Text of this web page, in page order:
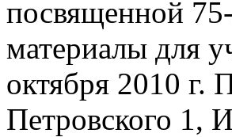
посвященной
материалы для
октября 2010 г.
Петровского 1,